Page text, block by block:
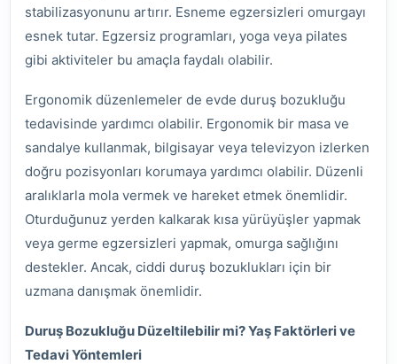
stabilizasyonunu artırır. Esneme egzersizleri omurgayı
esnek tutar. Egzersiz programları, yoga veya pilates
gibi aktiviteler bu amaçla faydalı olabilir.
Ergonomik düzenlemeler de evde duruş bozukluğu
tedavisinde yardımcı olabilir. Ergonomik bir masa ve
sandalye kullanmak, bilgisayar veya televizyon izlerken
doğru pozisyonları korumaya yardımcı olabilir. Düzenli
aralıklarla mola vermek ve hareket etmek önemlidir.
Oturduğunuz yerden kalkarak kısa yürüyüşler yapmak
veya germe egzersizleri yapmak, omurga sağlığını
destekler. Ancak, ciddi duruş bozuklukları için bir
uzmana danışmak önemlidir.
Duruş Bozukluğu Düzeltilebilir mi? Yaş Faktörleri ve
Tedavi Yöntemleri